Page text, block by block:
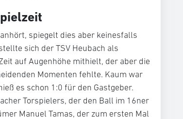
spiegelt dies aber keinesfalls
sich der TSV Heubach als
auf Augenhöhe mithielt, der aber die
Momenten fehlte. Kaum war
es schon 1:0 für den Gastgeber.
Torspielers, der den Ball im 16ner
Manuel Tamas, der zum ersten Mal